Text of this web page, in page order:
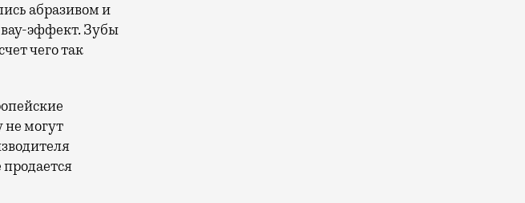
абразивом и
вау-эффект. Зубы
чего так
не могут
продается